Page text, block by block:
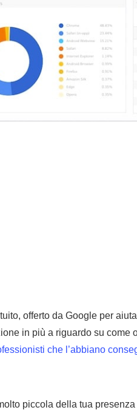
offerto da Google per
in più a riguardo su come
che l’abbiano
piccola della tua